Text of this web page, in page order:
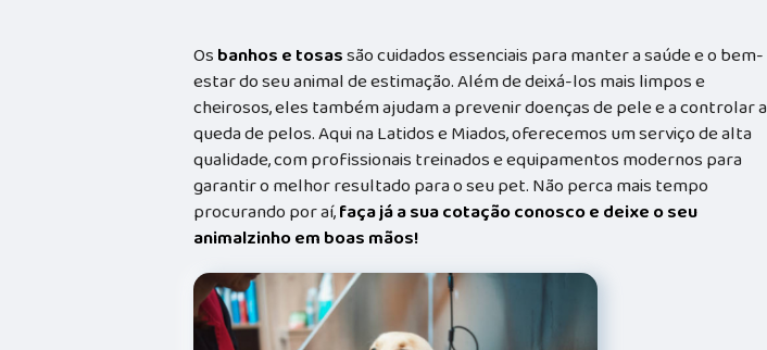
Osbanhos e tosassão cuidados essenciais para manter a saúde e o bem-
estar do seu animal de estimação. Além de deixá-los mais limpos e
cheirosos, eles também ajudam a prevenir doenças de pele e a controlar a
queda de pelos. Aqui na Latidos e Miados, oferecemos um serviço de alta
qualidade, com profissionais treinados e equipamentos modernos para
garantir o melhor resultado para o seu pet. Não perca mais tempo
procurando por aí,faça já a sua cotação conosco e deixe o seu
animalzinho em boas mãos!